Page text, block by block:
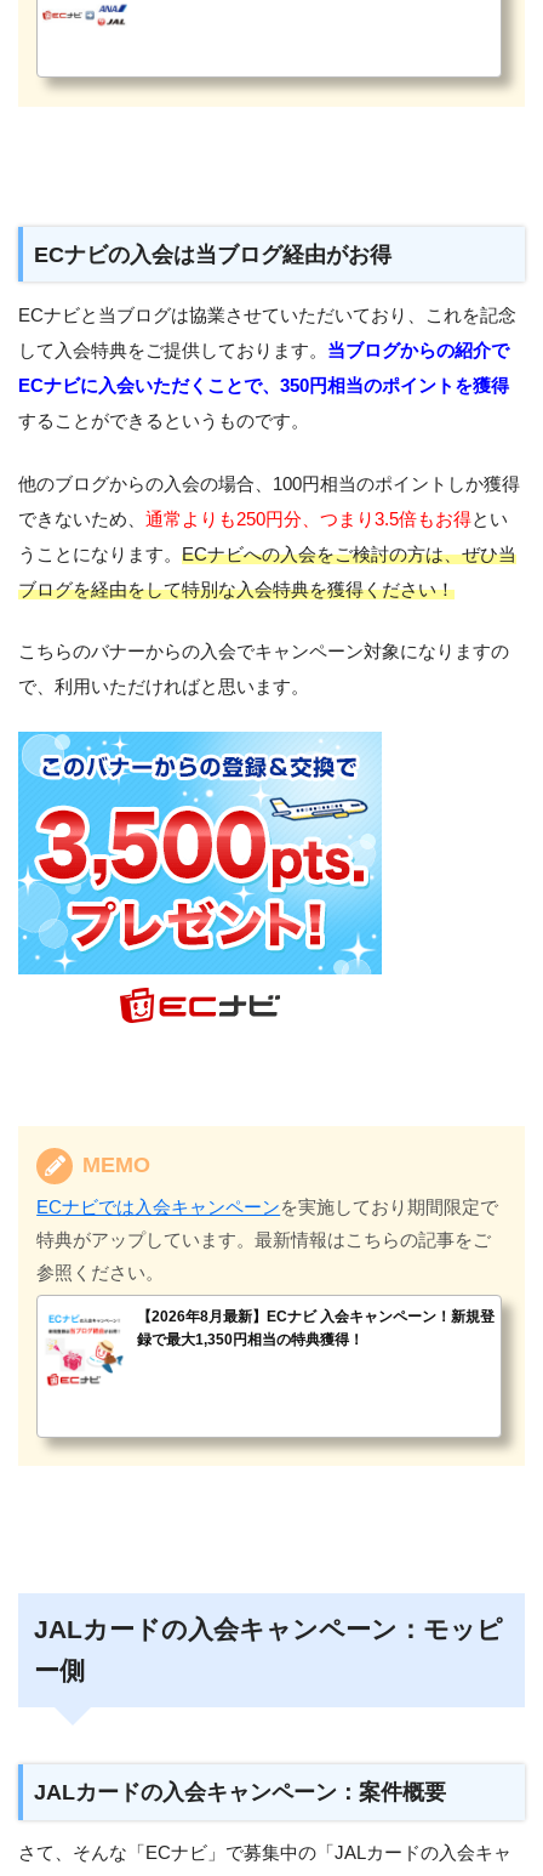
ECナビの入会は当ブログ経由がお得
ECナビと当ブログは協業させていただいており、これを記念
して入会特典をご提供しております。 当ブログからの紹介で
ECナビに入会いただくことで、350円相当のポイントを獲得
することができるというものです。
他のブログからの入会の場合、100円相当のポイントしか獲得
できないため、 通常よりも250円分、つまり3.5倍もお得とい
うことになります。 ECナビへの入会をご検討の方は、ぜひ当
ブログを経由をして特別な入会特典を獲得ください！
こちらのバナーからの入会でキャンペーン対象になりますの
で、利用いただければと思います。
MEMO
ECナビでは入会キャンペーンを実施しており期間限定で
特典がアップしています。最新情報はこちらの記事をご
参照ください。
【2026年8月最新】ECナビ 入会キャンペーン！新規登
録で最大1,350円相当の特典獲得！
JALカードの入会キャンペーン：モッピ
ー側
JALカードの入会キャンペーン：案件概要
さて、そんな「ECナビ」で募集中の「JALカードの入会キャ